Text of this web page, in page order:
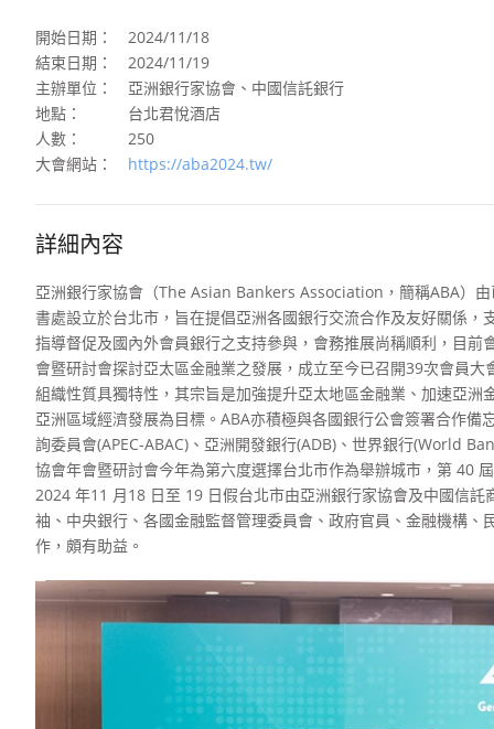
開始日期：
2024/11/18
結束日期：
2024/11/19
主辦單位：
亞洲銀行家協會、中國信託銀行
地點：
台北君悅酒店
人數：
250
大會網站：
https://aba2024.tw/
詳細內容
亞洲銀行家協會（The Asian Bankers Association，簡稱ABA）
書處設立於台北市，旨在提倡亞洲各國銀行交流合作及友好關係
指導督促及國內外會員銀行之支持參與，會務推展尚稱順利，目
會暨研討會探討亞太區金融業之發展，成立至今已召開39次會員
組織性質具獨特性，其宗旨是加強提升亞太地區金融業、加速亞
亞洲區域經濟發展為目標。ABA亦積極與各國銀行公會簽署合作
詢委員會(APEC-ABAC)、亞洲開發銀行(ADB)、世界銀行(World
協會年會暨研討會今年為第六度選擇台北市作為舉辦城市，第
2024 年11 月18 日至 19 日假台北市由亞洲銀行家協會及中國信
袖、中央銀行、各國金融監督管理委員會、政府官員、金融機構
作，頗有助益。